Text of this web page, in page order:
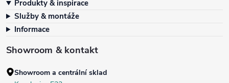
Produkty & inspirace
Služby & montáže
Informace
Showroom & kontakt
Showroom a centrální sklad